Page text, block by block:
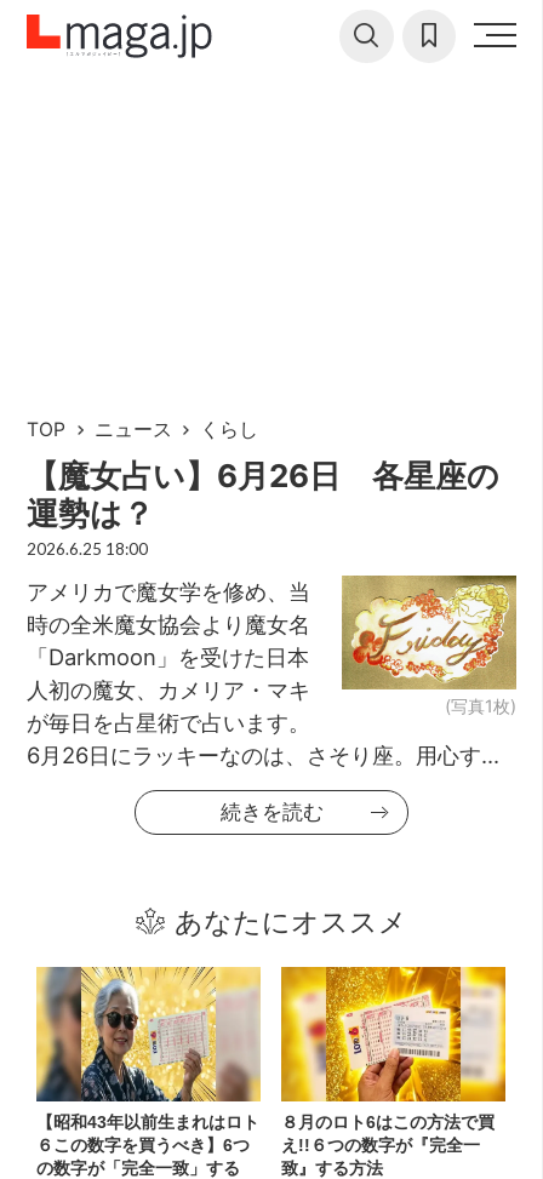
TOP ニュース くらし
【魔女占い】6月26日 各星座の
運勢は？
2026.6.25 18:00
(写真1枚)
アメリカで魔女学を修め、当
時の全米魔女協会より魔女名
「Darkmoon」を受けた日本
人初の魔女、カメリア・マキ
が毎日を占星術で占います。
6月26日にラッキーなのは、さそり座。用心す...
続きを読む
あなたにオススメ
【昭和43年以前生まれはロト
６この数字を買うべき】6つ
の数字が「完全一致」する
８月のロト6はこの方法で買
え!!６つの数字が『完全一
致』する方法